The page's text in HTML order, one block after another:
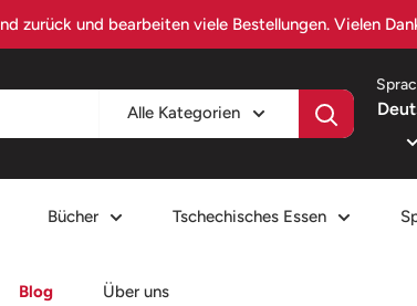
Besuchen Sie czechiafood.com – Ihr Portal für
Alle Kategorien
Bücher Tschechisches Essen
Blog Über uns